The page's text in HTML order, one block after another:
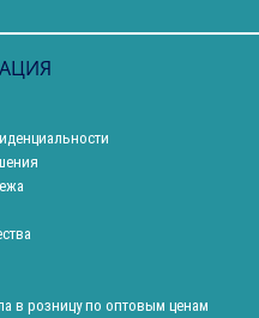
в розницу по оптовым ценам